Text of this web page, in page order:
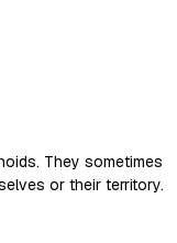
They sometimes
or their territory.